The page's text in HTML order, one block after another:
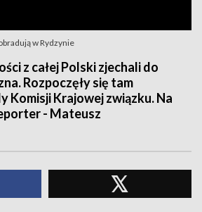
w Rydzynie
z całej Polski zjechali do
Rozpoczęły się tam
Komisji Krajowej związku. Na
- Mateusz